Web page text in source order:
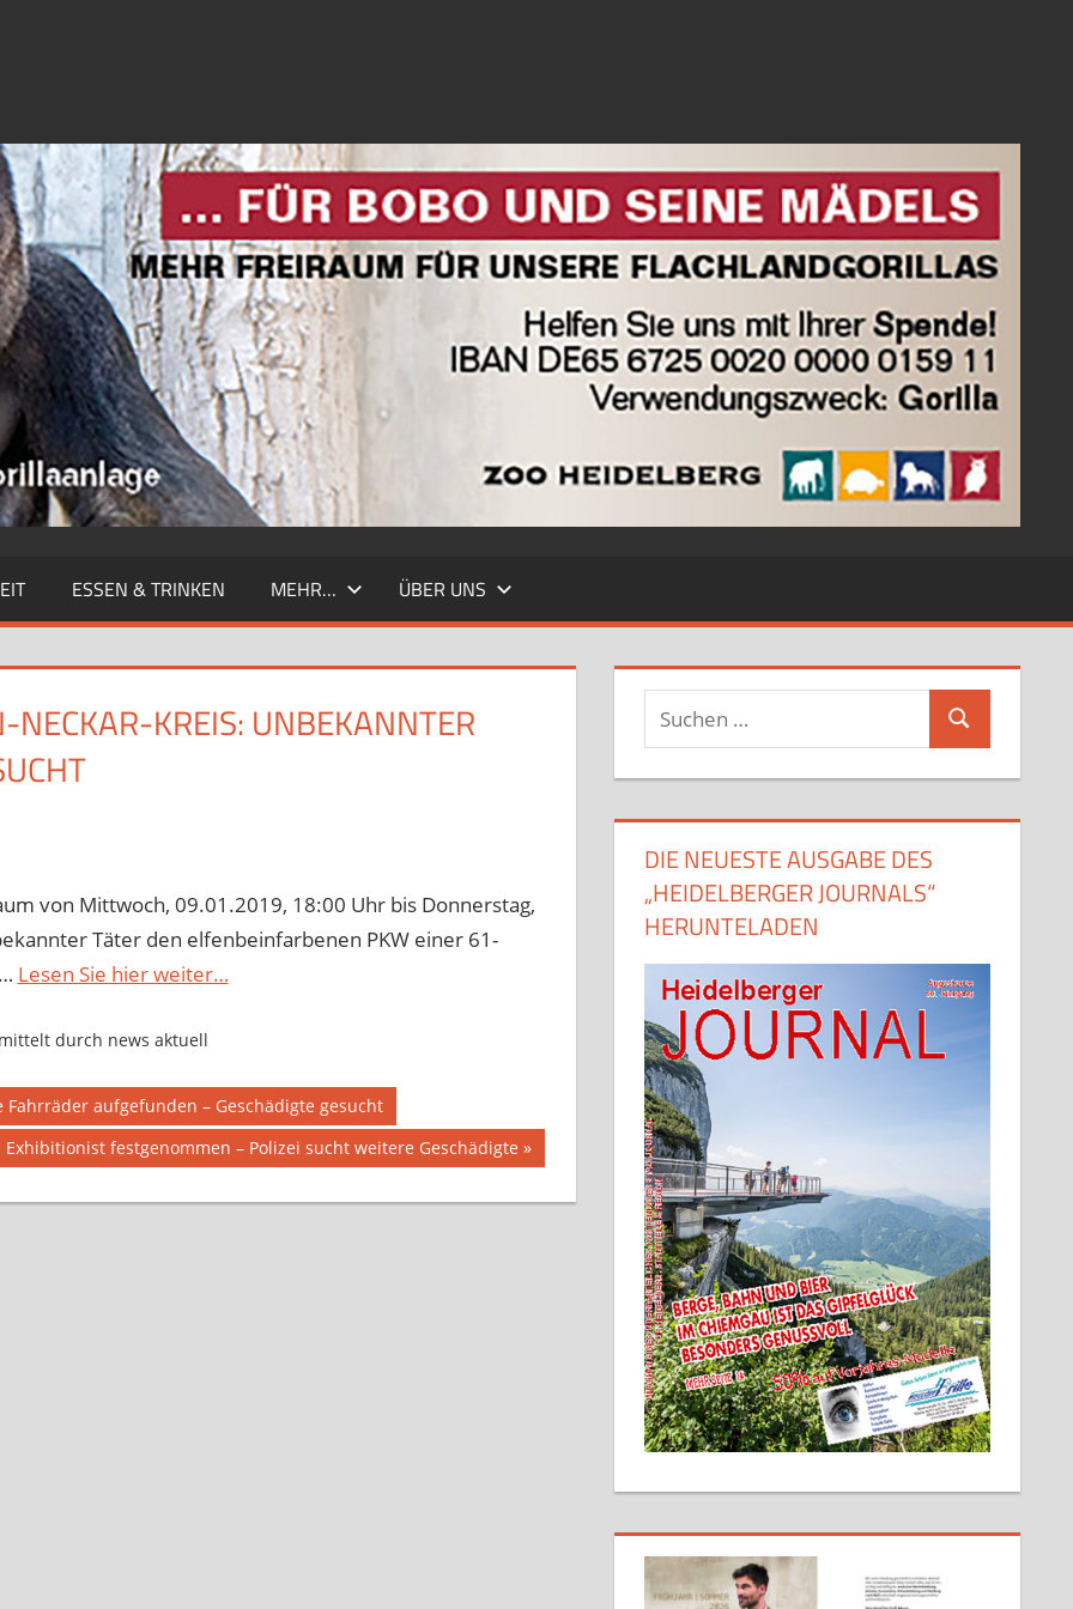
ESSEN & TRINKEN MEHR… ÜBER UNS
KREIS: UNBEKANNTER Z
von Mittwoch, 09.01.2019, 18:00 Uhr bis Donnerstag,
Täter den elfenbeinfarbenen PKW einer 61-
Lesen Sie hier weiter…
durch news aktuell
aufgefunden – Geschädigte gesucht
festgenommen – Polizei sucht weitere Geschädigte
Suchen
Suchen
DIE NEUESTE AUSGABE DES
„HEIDELBERGER JOURNALS“
HERUNTELADEN